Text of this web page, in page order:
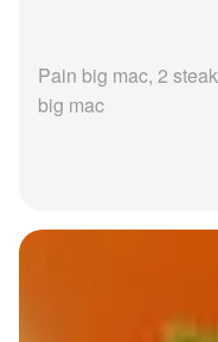
Pain big mac, 2
big mac